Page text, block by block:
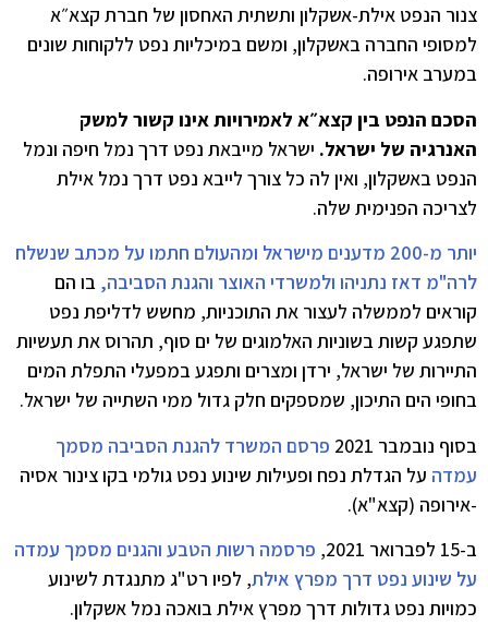
צנור הנפט אילת-אשקלון ותשתית האחסון של חברת קצא״א
למסופי החברה באשקלון, ומשם במיכליות נפט ללקוחות שונים
במערב אירופה.
הסכם הנפט בין קצא״א לאמירויות אינו קשור למשק
האנרגיה של ישראל. ישראל מייבאת נפט דרך נמל חיפה ונמל
הנפט באשקלון, ואין לה כל צורך לייבא נפט דרך נמל אילת
לצריכה הפנימית שלה.
יותר מ-200 מדענים מישראל ומהעולם חתמו על מכתב שנשלח
לרה"מ דאז נתניהו ולמשרדי האוצר והגנת הסביבה, בו הם
קוראים לממשלה לעצור את התוכניות, מחשש לדליפת נפט
שתפגע קשות בשוניות האלמוגים של ים סוף, תהרוס את תעשיות
התיירות של ישראל, ירדן ומצרים ותפגע במפעלי התפלת המים
בחופי הים התיכון, שמספקים חלק גדול ממי השתייה של ישראל.
בסוף נובמבר 2021
פרסם המשרד להגנת הסביבה מסמך
עמדה על הגדלת נפח ופעילות שינוע נפט גולמי בקו צינור אסיה
-אירופה (קצא"א).
ב-15 לפברואר 2021,
פרסמה רשות הטבע והגנים מסמך עמדה
על שינוע נפט דרך מפרץ אילת, לפיו רט"ג מתנגדת לשינוע
כמויות נפט גדולות דרך מפרץ אילת בואכה נמל אשקלון.